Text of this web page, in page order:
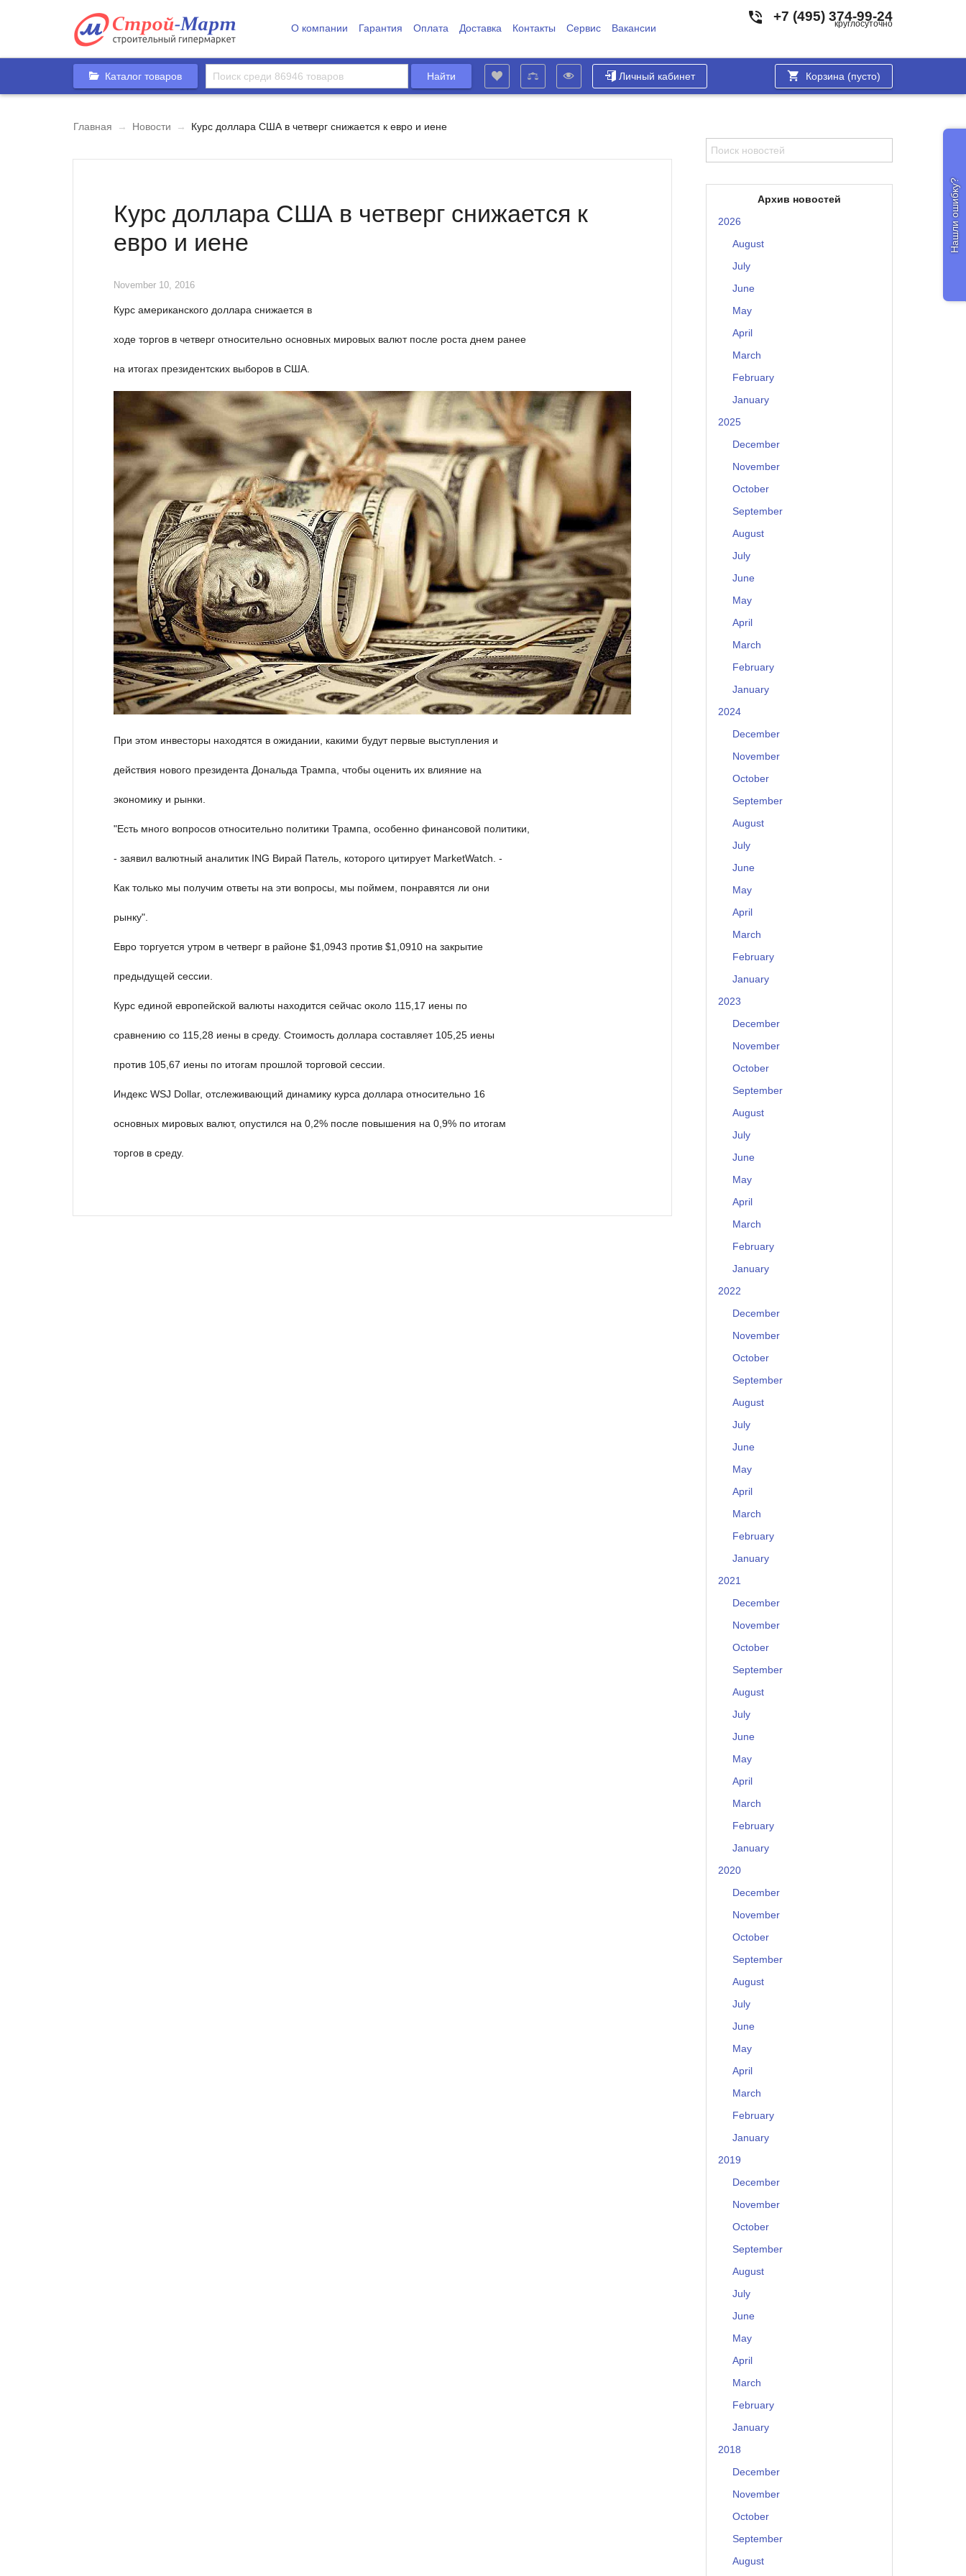
О компании Гарантия Оплата Доставка Контакты Сервис Вакансии
+7 (495) 374-99-24
круглосуточно
Каталог товаров Личный кабинет Корзина (пусто)
Главная → Новости → Курс доллара США в четверг снижается к евро и иене
Курс доллара США в четверг снижается к
евро и иене
November 10, 2016
Курс американского доллара снижается в
ходе торгов в четверг относительно основных мировых валют после роста днем ранее
на итогах президентских выборов в США.
При этом инвесторы находятся в ожидании, какими будут первые выступления и
действия нового президента Дональда Трампа, чтобы оценить их влияние на
экономику и рынки.
"Есть много вопросов относительно политики Трампа, особенно финансовой политики,
- заявил валютный аналитик ING Вирай Патель, которого цитирует MarketWatch. -
Как только мы получим ответы на эти вопросы, мы поймем, понравятся ли они
рынку".
Евро торгуется утром в четверг в районе $1,0943 против $1,0910 на закрытие
предыдущей сессии.
Курс единой европейской валюты находится сейчас около 115,17 иены по
сравнению со 115,28 иены в среду. Стоимость доллара составляет 105,25 иены
против 105,67 иены по итогам прошлой торговой сессии.
Индекс WSJ Dollar, отслеживающий динамику курса доллара относительно 16
основных мировых валют, опустился на 0,2% после повышения на 0,9% по итогам
торгов в среду.
Архив новостей
2026
August
July
June
May
April
March
February
January
2025
December
November
October
September
August
July
June
May
April
March
February
January
2024
December
November
October
September
August
July
June
May
April
March
February
January
2023
December
November
October
September
August
July
June
May
April
March
February
January
2022
December
November
October
September
August
July
June
May
April
March
February
January
2021
December
November
October
September
August
July
June
May
April
March
February
January
2020
December
November
October
September
August
July
June
May
April
March
February
January
2019
December
November
October
September
August
July
June
May
April
March
February
January
2018
December
November
October
September
August
Нашли ошибку?